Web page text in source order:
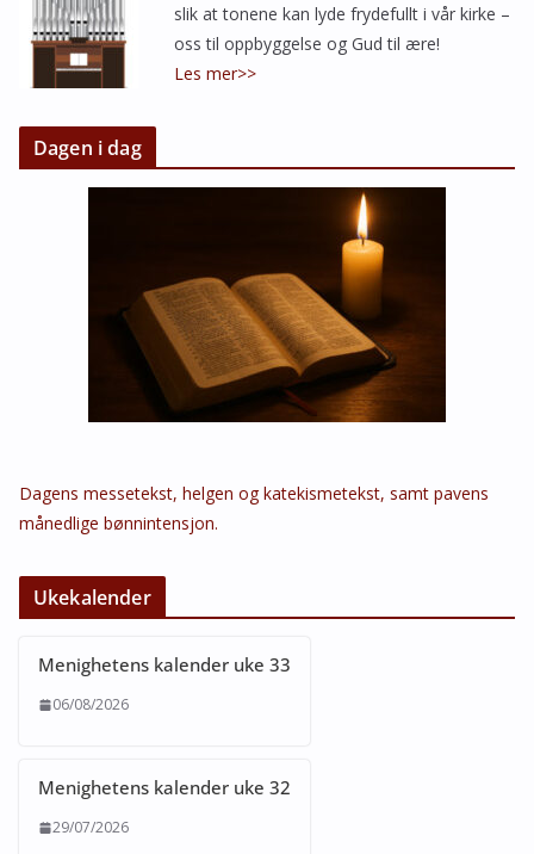
slik at tonene kan lyde frydefullt i vår kirke –
oss til oppbyggelse og Gud til ære!
Les mer>>
Dagen i dag
Dagens messetekst, helgen og katekismetekst, samt pavens
månedlige bønnintensjon.
Ukekalender
Menighetens kalender uke 33
06/08/2026
Menighetens kalender uke 32
29/07/2026